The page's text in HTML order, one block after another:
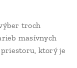
troch
masívnych
priestoru, ktorý je